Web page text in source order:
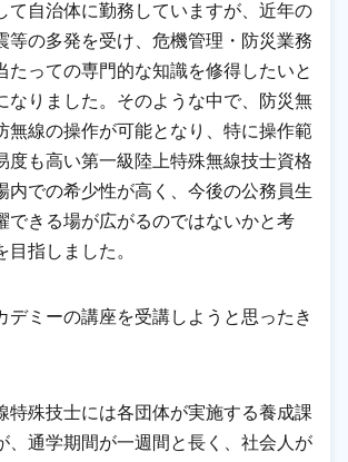
て自治体に勤務していますが、近年の
等の多発を受け、危機管理・防災業務
たっての専門的な知識を修得したいと
なりました。そのような中で、防災無
無線の操作が可能となり、特に操作範
度も高い第一級陸上特殊無線技士資格
内での希少性が高く、今後の公務員生
できる場が広がるのではないかと考
目指しました。
デミーの講座を受講しようと思ったき
特殊技士には各団体が実施する養成課
、通学期間が一週間と長く、社会人が